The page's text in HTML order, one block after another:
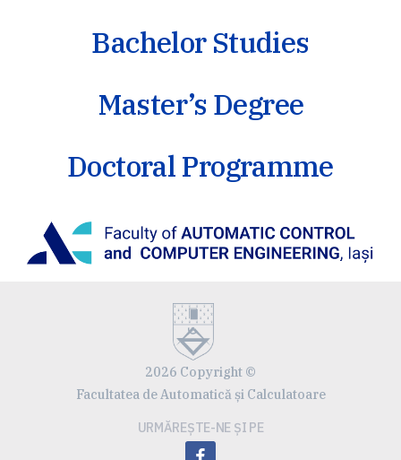
Bachelor Studies
Master’s Degree
Doctoral Programme
2026 Copyright ©
Facultatea de Automatică și Calculatoare
URMĂREȘTE-NE ȘI PE
facebook